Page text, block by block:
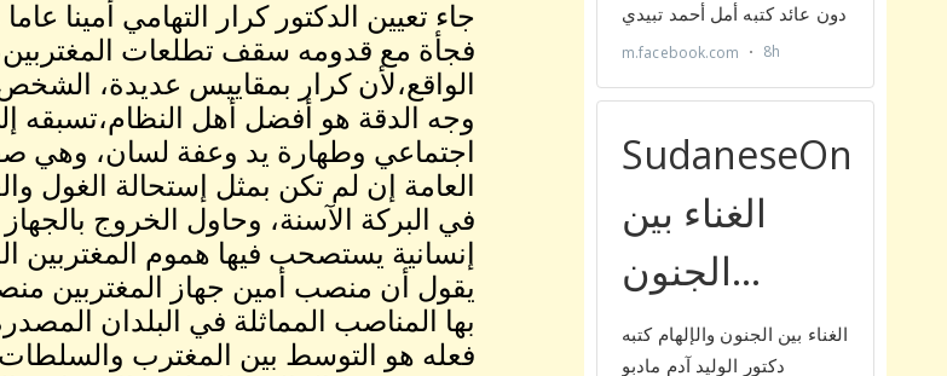
جاء تعيين الدكتور كرار التهامي أمينا
فجأة مع قدومه سقف تطلعات
الواقع،لأن كرار بمقاييس عديدة،
وجه الدقة هو أفضل أهل النظام،تسبقه
اجتماعي وطهارة يد وعفة لسان، وهي
العامة إن لم تكن بمثل إستحالة الغول
في البركة الآسنة، وحاول الخروج
إنسانية يستصحب فيها هموم المغتربين
يقول أن منصب أمين جهاز المغتربين
بها المناصب المماثلة في البلدان
فعله هو التوسط بين المغترب